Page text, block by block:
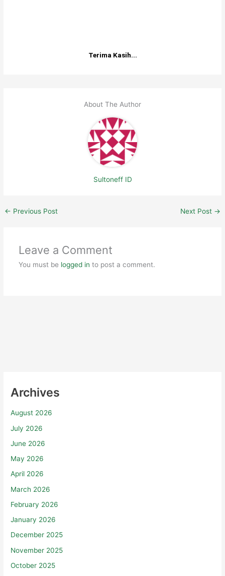
Archives
August 2026
July 2026
June 2026
May 2026
April 2026
March 2026
February 2026
January 2026
December 2025
November 2025
October 2025
Terima Kasih...
About The Author
Sultoneff ID
← Previous Post Next Post →
Leave a Comment
You must be logged in to post a comment.